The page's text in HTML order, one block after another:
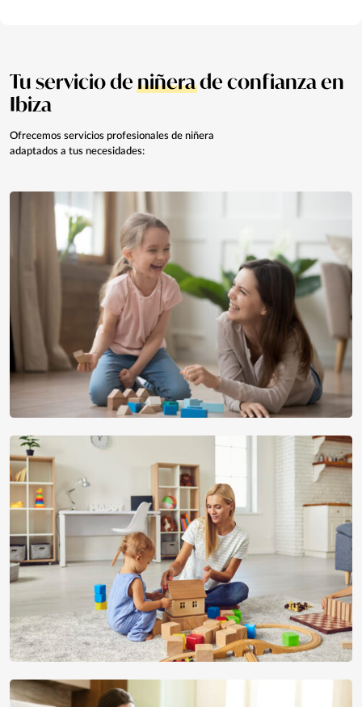
Tu servicio deniñerade confianza en
Ibiza
Ofrecemos servicios profesionales de niñera
adaptados a tus necesidades: